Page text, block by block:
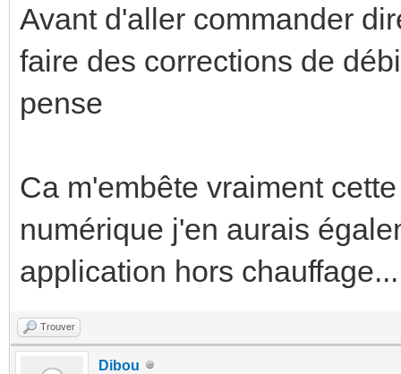
Avant d'aller commander
faire des corrections de
pense
Ca m'embête vraiment
numérique j'en aurais
application hors
Trouver
Dibou